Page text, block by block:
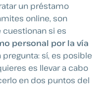
un préstamo
online, son
si es
personal por la vía
sí, es posible
es llevar a cabo
en dos puntos del